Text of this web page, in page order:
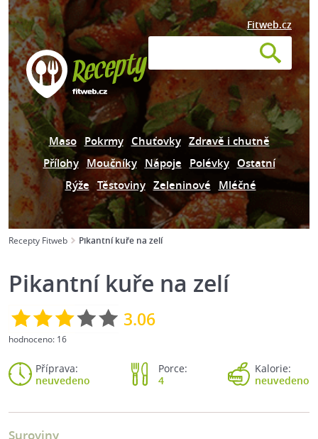
Fitweb.cz
Maso Pokrmy Chuťovky Zdravě i chutně
Přílohy Moučníky Nápoje Polévky Ostatní
Rýže Těstoviny Zeleninové Mléčné
Recepty Fitweb Pikantní kuře na zelí
Pikantní kuře na zelí
3.06
hodnoceno: 16
Příprava:
neuvedeno
Porce:
4
Kalorie:
neuvedeno
Suroviny